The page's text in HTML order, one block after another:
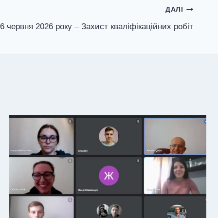
ДАЛІ
червня 2026 року – Захист кваліфікаційних робіт